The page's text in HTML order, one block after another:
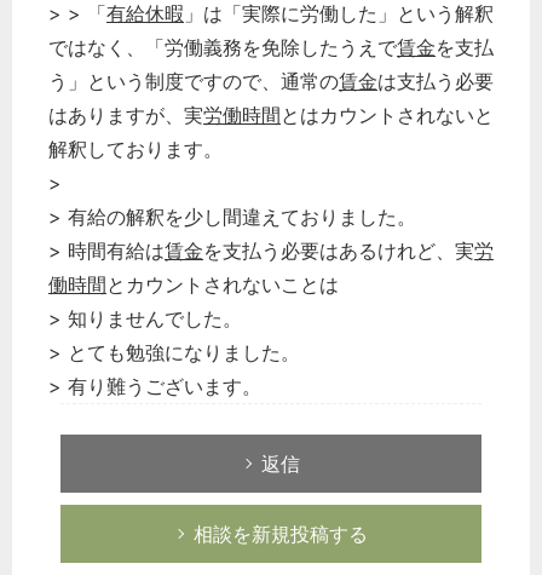
> > 「有給休暇 」は「実際に労働した」という解釈
ではなく、「労働義務を免除したうえで賃金を支払
う」という制度ですので、通常の賃金は支払う必要
はありますが、実労働時間とはカウントされないと
解釈しております。
>
> 有給の解釈を少し間違えておりました。
> 時間有給は賃金を支払う必要はあるけれど、実労
働時間とカウントされないことは
> 知りませんでした。
> とても勉強になりました。
> 有り難うございます。
返信
相談を新規投稿する
企業法務
経営の知恵
総務の給湯室
秘書のノウハウ